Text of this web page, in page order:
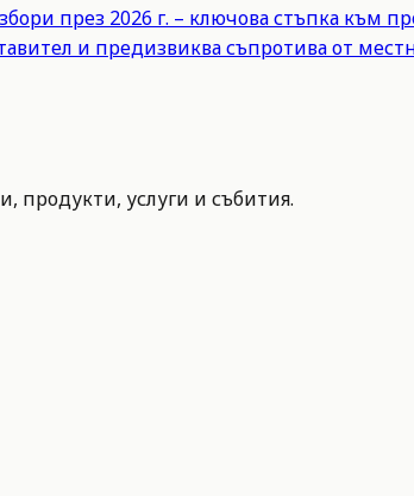
през 2026 г. – ключова стъпка към
и предизвиква съпротива от
продукти, услуги и събития.